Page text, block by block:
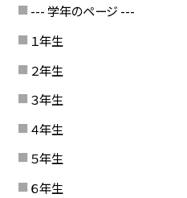
--- 学年のページ ---
１年生
２年生
３年生
４年生
５年生
６年生